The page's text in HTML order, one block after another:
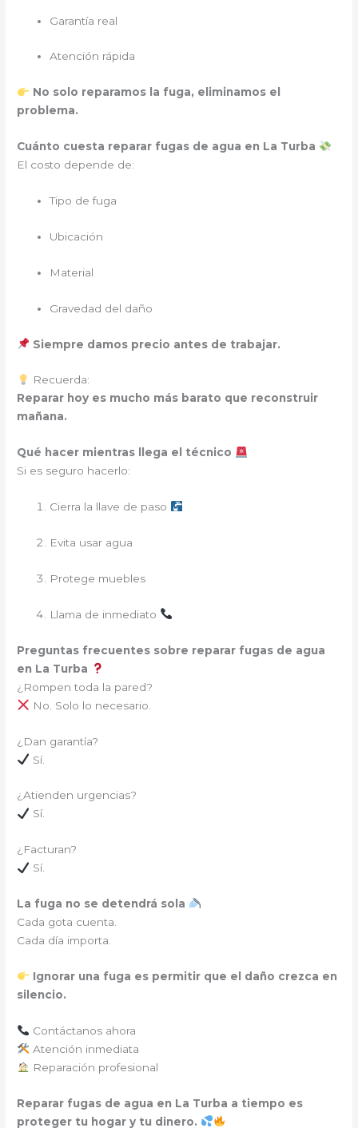
Garantía real
Atención rápida
No solo reparamos la fuga, eliminamos el
problema.
Cuánto cuesta reparar fugas de agua en La Turba
El costo depende de:
Tipo de fuga
Ubicación
Material
Gravedad del daño
Siempre damos precio antes de trabajar.
Recuerda:
Reparar hoy es mucho más barato que reconstruir
mañana.
Qué hacer mientras llega el técnico
Si es seguro hacerlo:
Cierra la llave de paso
Evita usar agua
Protege muebles
Llama de inmediato
Preguntas frecuentes sobre reparar fugas de agua
en La Turba
¿Rompen toda la pared?
No. Solo lo necesario.
¿Dan garantía?
Sí.
¿Atienden urgencias?
Sí.
¿Facturan?
Sí.
La fuga no se detendrá sola
Cada gota cuenta.
Cada día importa.
Ignorar una fuga es permitir que el daño crezca en
silencio.
Contáctanos ahora
Atención inmediata
Reparación profesional
Reparar fugas de agua en La Turba a tiempo es
proteger tu hogar y tu dinero.